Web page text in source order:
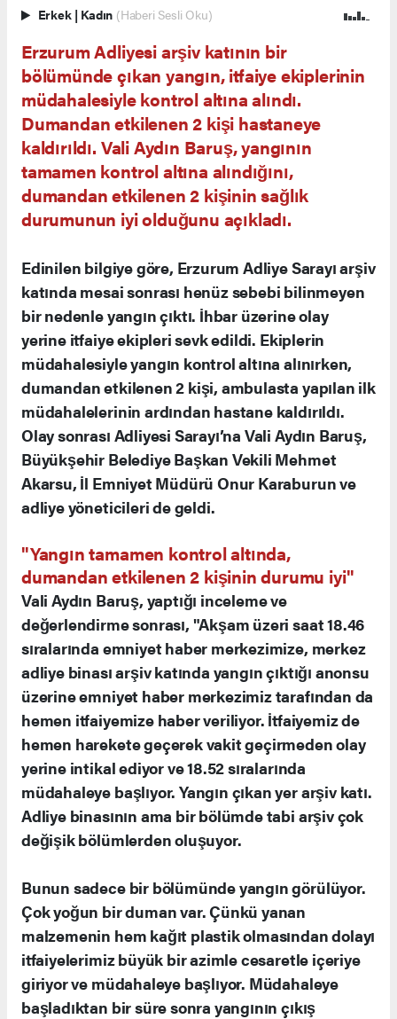
Erkek | Kadın (Haberi Sesli Oku)
Erzurum Adliyesi arşiv katının bir
bölümünde çıkan yangın, itfaiye ekiplerinin
müdahalesiyle kontrol altına alındı.
Dumandan etkilenen 2 kişi hastaneye
kaldırıldı. Vali Aydın Baruş, yangının
tamamen kontrol altına alındığını,
dumandan etkilenen 2 kişinin sağlık
durumunun iyi olduğunu açıkladı.
Edinilen bilgiye göre, Erzurum Adliye Sarayı arşiv
katında mesai sonrası henüz sebebi bilinmeyen
bir nedenle yangın çıktı. İhbar üzerine olay
yerine itfaiye ekipleri sevk edildi. Ekiplerin
müdahalesiyle yangın kontrol altına alınırken,
dumandan etkilenen 2 kişi, ambulasta yapılan ilk
müdahalelerinin ardından hastane kaldırıldı.
Olay sonrası Adliyesi Sarayı’na Vali Aydın Baruş,
Büyükşehir Belediye Başkan Vekili Mehmet
Akarsu, İl Emniyet Müdürü Onur Karaburun ve
adliye yöneticileri de geldi.
"Yangın tamamen kontrol altında,
dumandan etkilenen 2 kişinin durumu iyi"
Vali Aydın Baruş, yaptığı inceleme ve
değerlendirme sonrası, "Akşam üzeri saat 18.46
sıralarında emniyet haber merkezimize, merkez
adliye binası arşiv katında yangın çıktığı anonsu
üzerine emniyet haber merkezimiz tarafından da
hemen itfaiyemize haber veriliyor. İtfaiyemiz de
hemen harekete geçerek vakit geçirmeden olay
yerine intikal ediyor ve 18.52 sıralarında
müdahaleye başlıyor. Yangın çıkan yer arşiv katı.
Adliye binasının ama bir bölümde tabi arşiv çok
değişik bölümlerden oluşuyor.
Bunun sadece bir bölümünde yangın görülüyor.
Çok yoğun bir duman var. Çünkü yanan
malzemenin hem kağıt plastik olmasından dolayı
itfaiyelerimiz büyük bir azimle cesaretle içeriye
giriyor ve müdahaleye başlıyor. Müdahaleye
başladıktan bir süre sonra yangının çıkış